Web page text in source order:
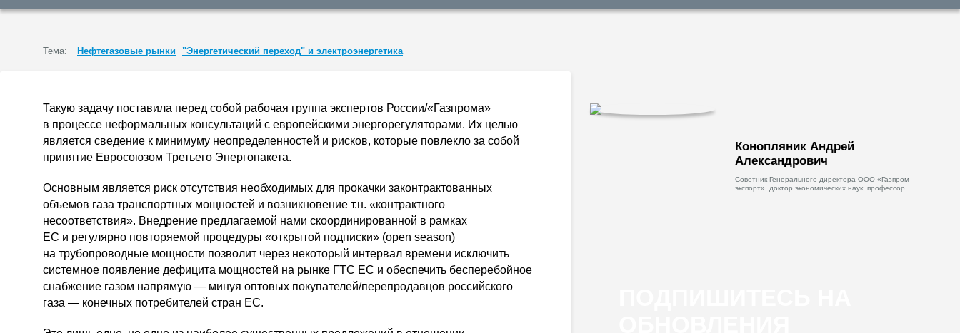
Тема: Нефтегазовые рынки "Энергетический переход" и электроэнергетика
Такую задачу поставила перед собой рабочая группа экспертов России/«Газпрома»
в процессе неформальных консультаций с европейскими энергорегуляторами. Их целью
является сведение к минимуму неопределенностей и рисков, которые повлекло за собой
принятие Евросоюзом Третьего Энергопакета.
Основным является риск отсутствия необходимых для прокачки законтрактованных
объемов газа транспортных мощностей и возникновение т.н. «контрактного
несоответствия». Внедрение предлагаемой нами скоординированной в рамках
ЕС и регулярно повторяемой процедуры «открытой подписки» (open season)
на трубопроводные мощности позволит через некоторый интервал времени исключить
системное появление дефицита мощностей на рынке ГТС ЕС и обеспечить бесперебойное
снабжение газом напрямую — минуя оптовых покупателей/перепродавцов российского
газа — конечных потребителей стран ЕС.
Конопляник Андрей
Александрович
Советник Генерального директора ООО «Газпром
экспорт», доктор экономических наук, профессор